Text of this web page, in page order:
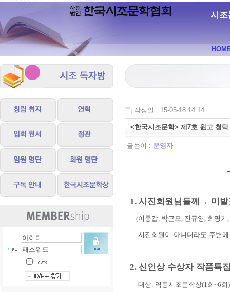
시조
작성일 : 15-05-18 14:14
<한국시조문학> 제7호 원고 청탁
글쓴이 : 운영자
1. 시진회원님들께 → 미
(이종갑, 박근모, 진규영 , 최명기 ,
- 시진회원이 아니더라도 주변
2. 신인상 수상자 작품특
- 대상: 역동시조문학상(1 회~6회